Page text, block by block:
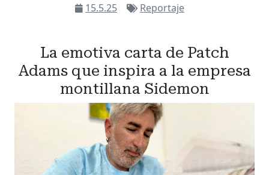
15.5.25
Reportaje
La emotiva carta de Patch
Adams que inspira a la empresa
montillana Sidemon